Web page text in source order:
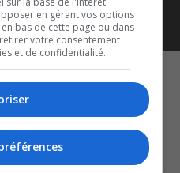
aussi sur…
en gérant vos options
bas de cette page ou dans
votre consentement
et de confidentialité.